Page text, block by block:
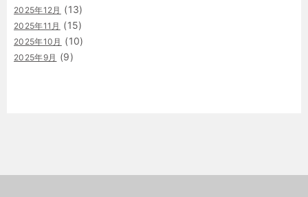
2025年12月 (13)
2025年11月 (15)
2025年10月 (10)
2025年9月 (9)